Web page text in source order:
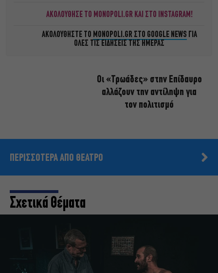
ΑΚΟΛΟΥΘΗΣΕ ΤΟ MONOPOLI.GR ΚΑΙ ΣΤΟ INSTAGRAM!
ΑΚΟΛΟΥΘΗΣΤΕ ΤΟ MONOPOLI.GR ΣΤΟ GOOGLE NEWS ΓΙΑ
ΟΛΕΣ ΤΙΣ ΕΙΔΗΣΕΙΣ ΤΗΣ ΗΜΕΡΑΣ
Οι «Τρωάδες» στην Επίδαυρο
αλλάζουν την αντίληψη για
τον πολιτισμό
ΠΕΡΙΣΣΟΤΕΡΑ ΑΠΟ ΘΕΑΤΡΟ
Σχετικά Θέματα